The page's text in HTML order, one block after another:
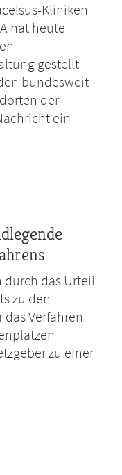
Kliniken
hat heute
gestellt
bundesweit
der
ein
durch das Urteil
zu den
Verfahren
zu einer